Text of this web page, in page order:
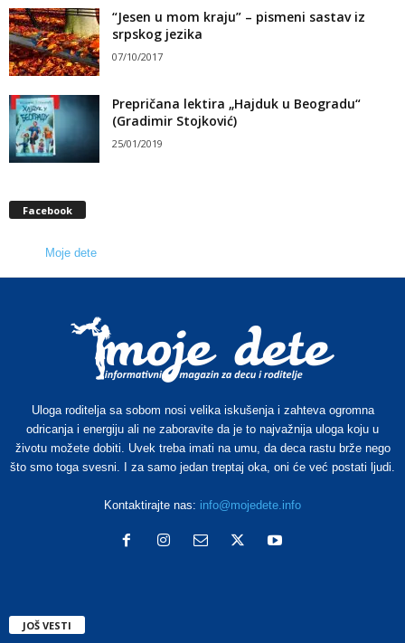
“Jesen u mom kraju” – pismeni sastav iz
srpskog jezika
07/10/2017
Prepričana lektira „Hajduk u Beogradu“
(Gradimir Stojković)
25/01/2019
Facebook
Moje dete
Uloga roditelja sa sobom nosi velika iskušenja i zahteva ogromna
odricanja i energiju ali ne zaboravite da je to najvažnija uloga koju u
životu možete dobiti. Uvek treba imati na umu, da deca rastu brže nego
što smo toga svesni. I za samo jedan treptaj oka, oni će već postati ljudi.
Kontaktirajte nas: info@mojedete.info
JOŠ VESTI